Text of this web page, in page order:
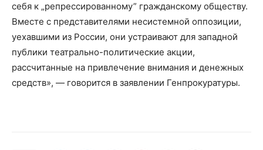
себя к „репрессированному” гражданскому обществу.
Вместе с представителями несистемной оппозиции,
уехавшими из России, они устраивают для западной
публики театрально-политические акции,
рассчитанные на привлечение внимания и денежных
средств», — говорится в заявлении Генпрокуратуры.